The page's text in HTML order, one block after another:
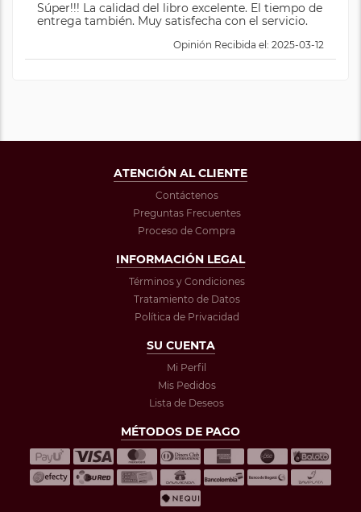
Súper!!! La calidad del libro excelente. El tiempo de
entrega también. Muy satisfecha con el servicio.
Opinión Recibida el: 2025-03-12
ATENCIÓN AL CLIENTE
Contáctenos
Preguntas Frecuentes
Proceso de Compra
INFORMACIÓN LEGAL
Términos y Condiciones
Tratamiento de Datos
Política de Privacidad
SU CUENTA
Mi Perfil
Mis Pedidos
Lista de Deseos
MÉTODOS DE PAGO